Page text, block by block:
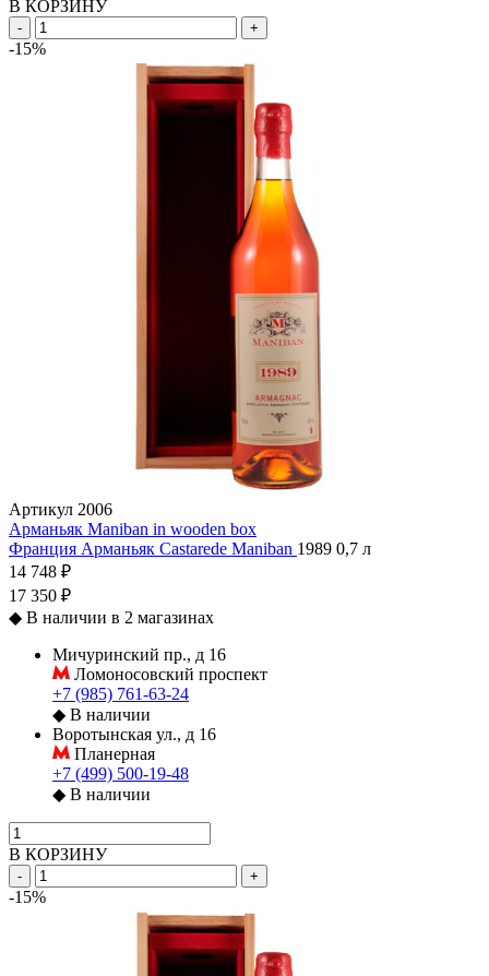
В КОРЗИНУ
- +
-15%
Артикул 2006
Арманьяк Maniban in wooden box
Франция Арманьяк Castarede Maniban 1989 0,7 л
14 748 ₽
17 350 ₽
◆ В наличии в 2 магазинах
Мичуринский пр., д 16
Ломоносовский проспект
+7 (985) 761-63-24
◆ В наличии
Воротынская ул., д 16
Планерная
+7 (499) 500-19-48
◆ В наличии
В КОРЗИНУ
- +
-15%